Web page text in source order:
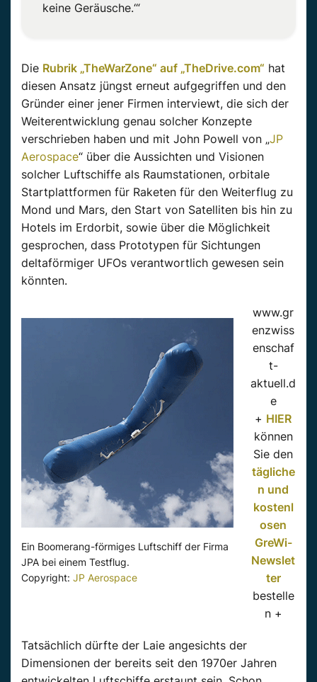
keine Geräusche.‘“
Die Rubrik „TheWarZone“ auf „TheDrive.com“ hat
diesen Ansatz jüngst erneut aufgegriffen und den
Gründer einer jener Firmen interviewt, die sich der
Weiterentwicklung genau solcher Konzepte
verschrieben haben und mit John Powell von „JP
Aerospace“ über die Aussichten und Visionen
solcher Luftschiffe als Raumstationen, orbitale
Startplattformen für Raketen für den Weiterflug zu
Mond und Mars, den Start von Satelliten bis hin zu
Hotels im Erdorbit, sowie über die Möglichkeit
gesprochen, dass Prototypen für Sichtungen
deltaförmiger UFOs verantwortlich gewesen sein
könnten.
Ein Boomerang-förmiges Luftschiff der Firma
JPA bei einem Testflug.
Copyright: JP Aerospace
www.gr
enzwiss
enschaf
t-
aktuell.d
e
+ HIER
können
Sie den
tägliche
n und
kostenl
osen
GreWi-
Newslet
ter
bestelle
n +
Tatsächlich dürfte der Laie angesichts der
Dimensionen der bereits seit den 1970er Jahren